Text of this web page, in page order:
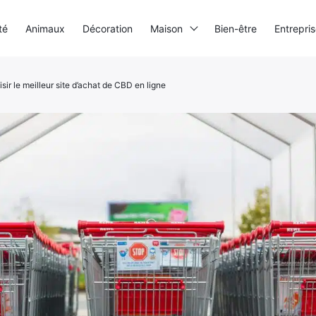
le meilleur site d’achat de CBD en ligne
Animaux Décoration Maison Bien-être